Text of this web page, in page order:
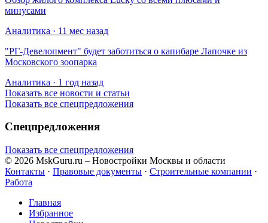
минусами
Аналитика · 11 мес назад
​"РГ-Девелопмент" будет заботиться о капибаре Лапочке из
Московского зоопарка
Аналитика · 1 год назад
Показать все новости и статьи
Показать все спецпредложения
Спецпредложения
Показать все спецпредложения
© 2026 MskGuru.ru – Новостройки Москвы и области
Контакты · Правовые документы · Строительные компании ·
Работа
Главная
Избранное